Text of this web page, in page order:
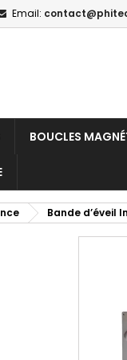
Email:
BOUCLES
Bande d’éveil